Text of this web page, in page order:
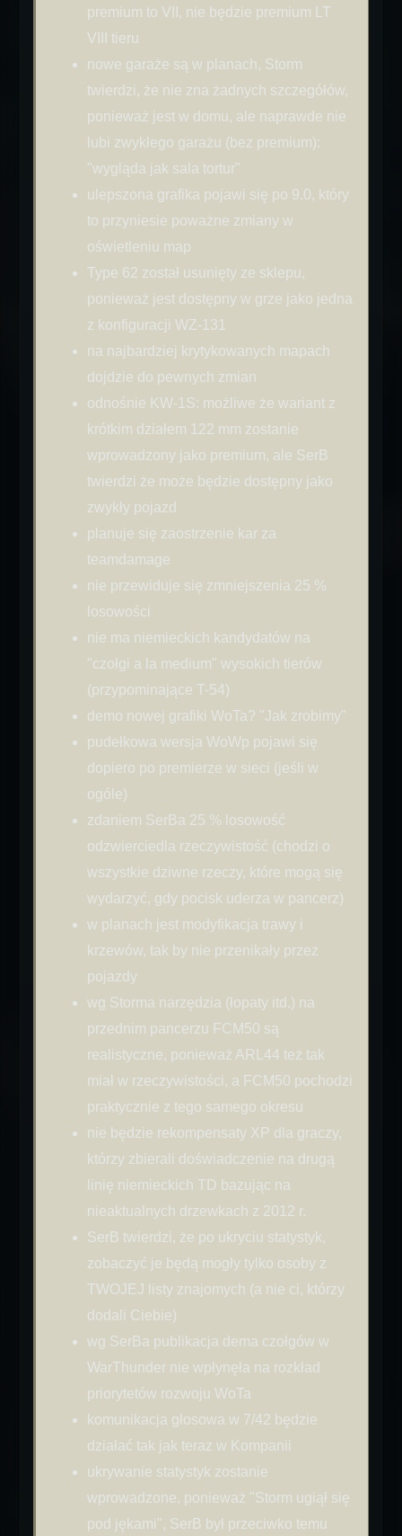
premium to VII, nie będzie premium LT
VIII tieru
nowe garaże są w planach, Storm
twierdzi, że nie zna żadnych szczegółów,
ponieważ jest w domu, ale naprawde nie
lubi zwykłego garażu (bez premium):
"wygląda jak sala tortur"
ulepszona grafika pojawi się po 9.0, który
to przyniesie poważne zmiany w
oświetleniu map
Type 62 został usunięty ze sklepu,
ponieważ jest dostępny w grze jako jedna
z konfiguracji WZ-131
na najbardziej krytykowanych mapach
dojdzie do pewnych zmian
odnośnie KW-1S: możliwe że wariant z
krótkim działem 122 mm zostanie
wprowadzony jako premium, ale SerB
twierdzi że może będzie dostępny jako
zwykły pojazd
planuje się zaostrzenie kar za
teamdamage
nie przewiduje się zmniejszenia 25 %
losowości
nie ma niemieckich kandydatów na
"czołgi a la medium" wysokich tierów
(przypominające T-54)
demo nowej grafiki WoTa? "Jak zrobimy"
pudełkowa wersja WoWp pojawi się
dopiero po premierze w sieci (jeśli w
ogóle)
zdaniem SerBa 25 % losowość
odzwierciedla rzeczywistość (chodzi o
wszystkie dziwne rzeczy, które mogą się
wydarzyć, gdy pocisk uderza w pancerz)
w planach jest modyfikacja trawy i
krzewów, tak by nie przenikały przez
pojazdy
wg Storma narzędzia (łopaty itd.) na
przednim pancerzu FCM50 są
realistyczne, ponieważ ARL44 też tak
miał w rzeczywistości, a FCM50 pochodzi
praktycznie z tego samego okresu
nie będzie rekompensaty XP dla graczy,
którzy zbierali doświadczenie na drugą
linię niemieckich TD bazując na
nieaktualnych drzewkach z 2012 r.
SerB twierdzi, że po ukryciu statystyk,
zobaczyć je będą mogły tylko osoby z
TWOJEJ listy znajomych (a nie ci, którzy
dodali Ciebie)
wg SerBa publikacja dema czołgów w
WarThunder nie wpłynęła na rozkład
priorytetów rozwoju WoTa
komunikacja głosowa w 7/42 będzie
działać tak jak teraz w Kompanii
ukrywanie statystyk zostanie
wprowadzone, ponieważ "Storm ugiął się
pod jękami", SerB był przeciwko temu